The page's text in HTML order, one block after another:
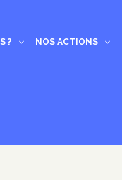
? NOS ACTIONS